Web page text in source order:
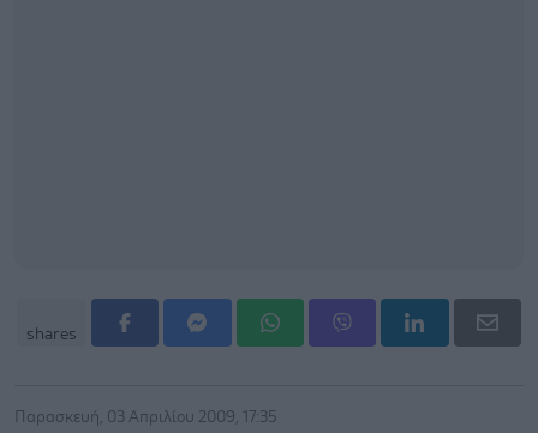
shares
Παρασκευή, 03 Απριλίου 2009, 17:35